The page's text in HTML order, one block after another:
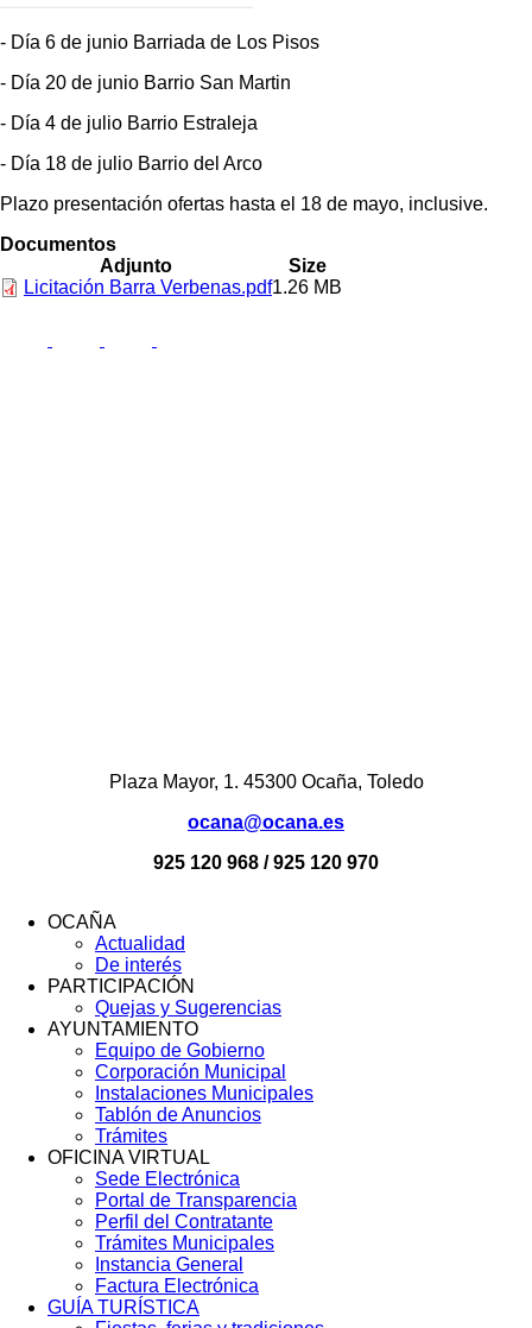
- Día 6 de junio Barriada de Los Pisos
- Día 20 de junio Barrio San Martin
- Día 4 de julio Barrio Estraleja
- Día 18 de julio Barrio del Arco
Plazo presentación ofertas hasta el 18 de mayo, inclusive.
Documentos
Adjunto
Size
Licitación Barra Verbenas.pdf1.26 MB
Plaza Mayor, 1. 45300 Ocaña, Toledo
ocana@ocana.es
925 120 968 / 925 120 970
OCAÑA
Actualidad
De interés
PARTICIPACIÓN
Quejas y Sugerencias
AYUNTAMIENTO
Equipo de Gobierno
Corporación Municipal
Instalaciones Municipales
Tablón de Anuncios
Trámites
OFICINA VIRTUAL
Sede Electrónica
Portal de Transparencia
Perfil del Contratante
Trámites Municipales
Instancia General
Factura Electrónica
GUÍA TURÍSTICA